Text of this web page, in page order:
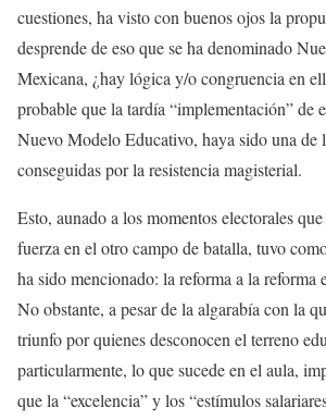
cuestiones, ha visto con buenos ojos la
desprende de eso que se ha denominado
Mexicana, ¿hay lógica y/o congruencia en
probable que la tardía “implementación” de
Nuevo Modelo Educativo, haya sido una de
conseguidas por la resistencia magisterial.
Esto, aunado a los momentos electorales
fuerza en el otro campo de batalla, tuvo
ha sido mencionado: la reforma a la reforma
No obstante, a pesar de la algarabía con la
triunfo por quienes desconocen el terreno
particularmente, lo que sucede en el aula,
que la “excelencia” y los “estímulos